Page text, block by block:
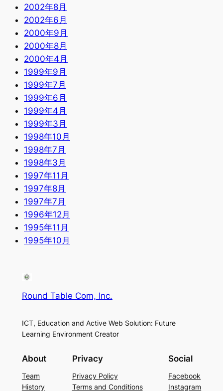
2002年8月
2002年6月
2000年9月
2000年8月
2000年4月
1999年9月
1999年7月
1999年6月
1999年4月
1999年3月
1998年10月
1998年7月
1998年3月
1997年11月
1997年8月
1997年7月
1996年12月
1995年11月
1995年10月
Round Table Com, Inc.
ICT, Education and Active Web Solution: Future
Learning Environment Creator
About
Team
History
Privacy
Privacy Policy
Terms and Conditions
Social
Facebook
Instagram